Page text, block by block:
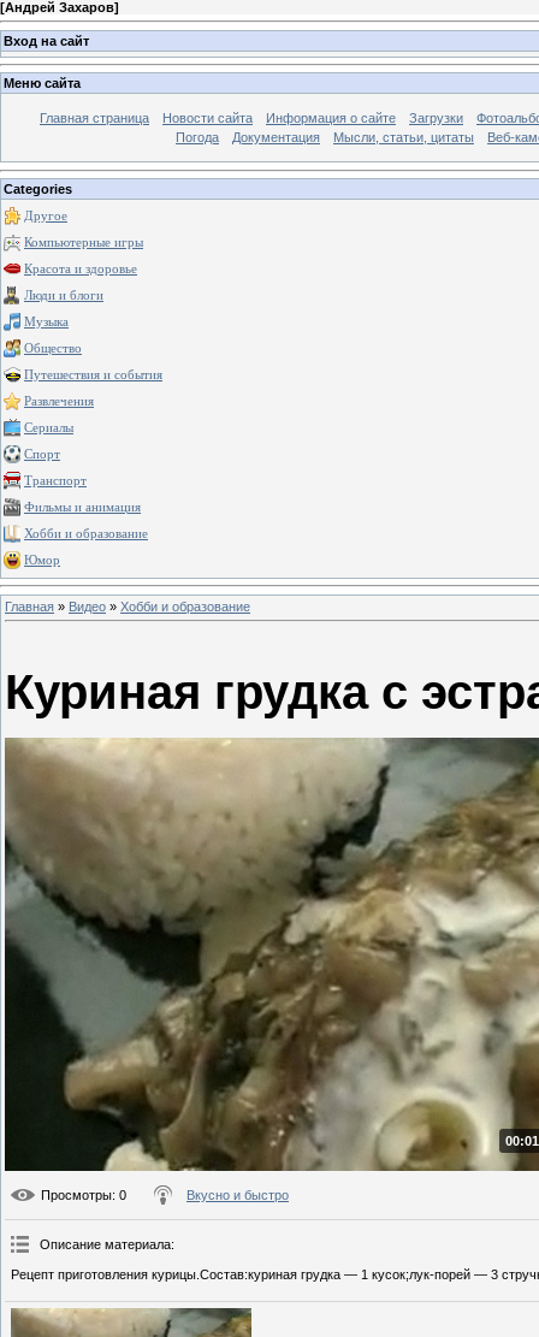
[Андрей Захаров]
Вход на сайт
Меню сайта
Главная страница Новости сайта Информация о сайте Загрузки
Погода
Документация Мысли, статьи, цитаты Веб-
Categories
Другое
Компьютерные игры
Красота и здоровье
Люди и блоги
Музыка
Общество
Путешествия и события
Развлечения
Сериалы
Спорт
Транспорт
Фильмы и анимация
Хобби и образование
Юмор
Главная » Видео » Хобби и образование
Куриная грудка с
Просмотры: 0 Вкусно и быстро
Описание материала:
Рецепт приготовления курицы.Состав:куриная грудка — 1 кусок;лук-порей — 3